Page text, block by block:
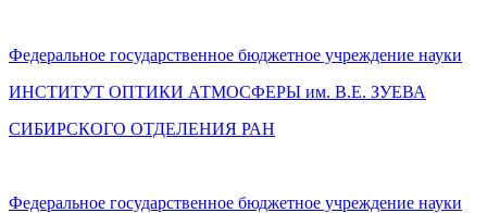
Федеральное государственное бюджетное учреждение науки
ИНСТИТУТ ОПТИКИ АТМОСФЕРЫ им. В.Е. ЗУЕВА
СИБИРСКОГО ОТДЕЛЕНИЯ РАН
Федеральное государственное бюджетное учреждение науки